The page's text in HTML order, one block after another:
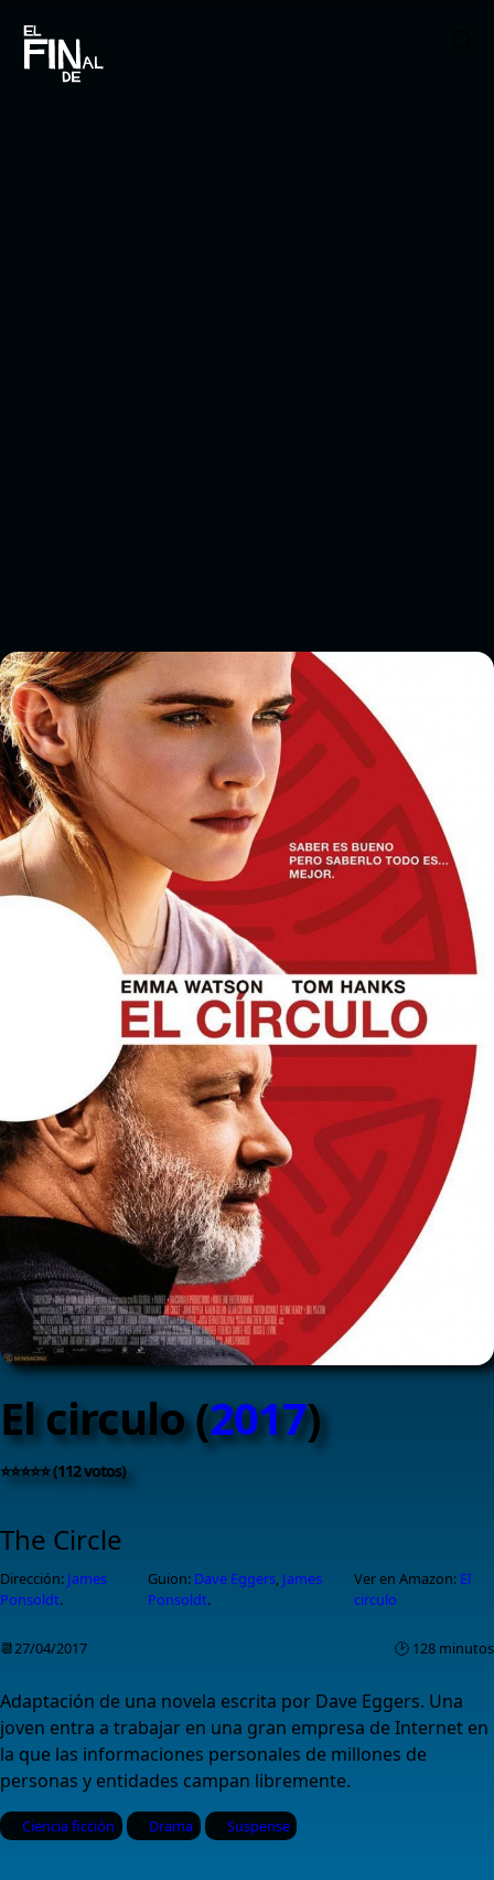
El circulo (2017)
⭐⭐⭐⭐⭐ (112 votos)
The Circle
Dirección: James
Ponsoldt.
Guion: Dave Eggers James
Ponsoldt.
Ver en Amazon: El
circulo
📆27/04/2017 🕑 128 minutos
Adaptación de una novela escrita por Dave Eggers. Una
joven entra a trabajar en una gran empresa de Internet en
la que las informaciones personales de millones de
personas y entidades campan libremente.
Ciencia ficción Drama Suspense